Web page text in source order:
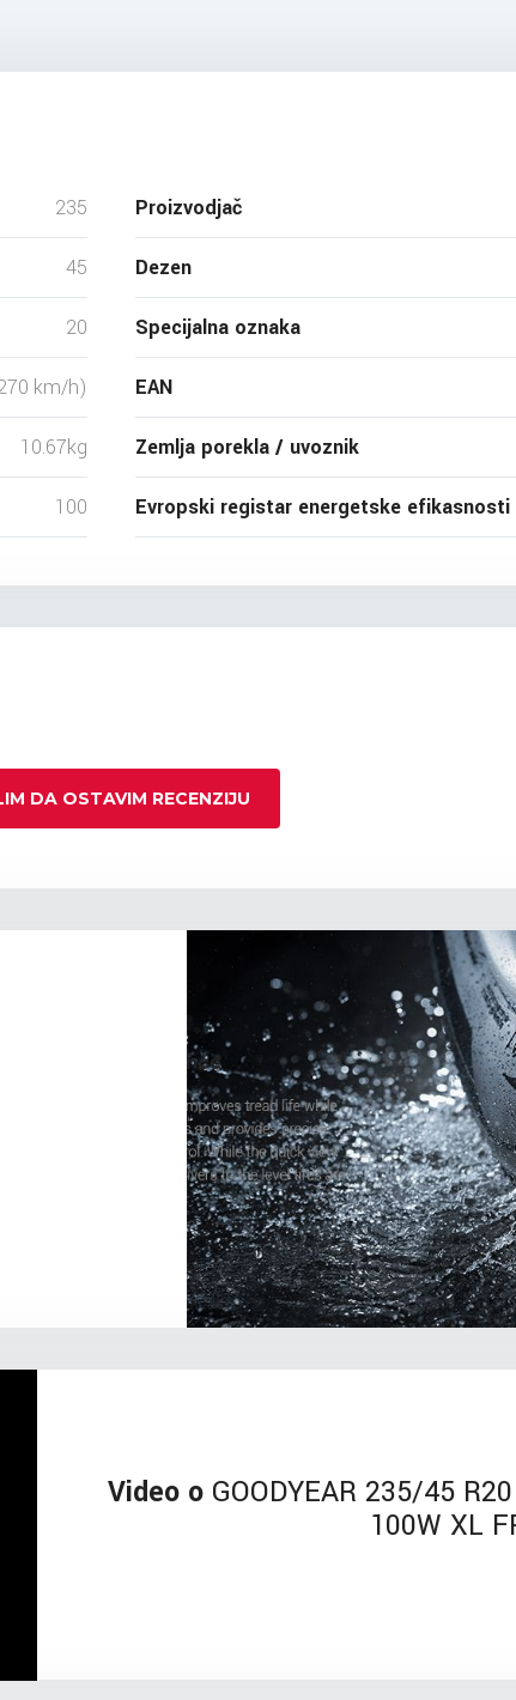
235
45
20
km/h)
10.67kg
100
Proizvodjač
Dezen
Specijalna oznaka
EAN
Zemlja porekla / uvoznik
Evropski registar energetske
DA OSTAVIM RECENZIJU
Video o GOODYEAR 235/45
100W XL